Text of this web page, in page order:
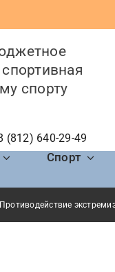
спорту
(812) 640-29-49
Спорт
Противодействие